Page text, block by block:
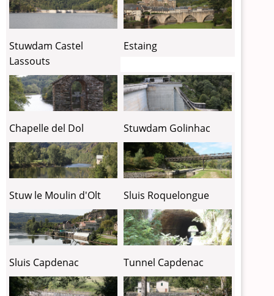
Stuwdam Castel
Lassouts
Estaing
Chapelle del Dol Stuwdam Golinhac
Stuw le Moulin d'Olt Sluis Roquelongue
Sluis Capdenac Tunnel Capdenac